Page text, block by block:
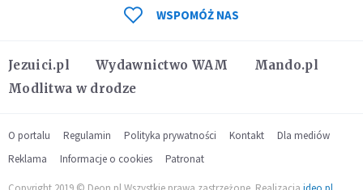
Jezuici.pl Wydawnictwo WAM
Mando.pl
Modlitwa w drodze
WSPOMÓŻ NAS
O portalu Regulamin Polityka prywatności Kontakt
Dla mediów
Reklama
Informacje o cookies Patronat